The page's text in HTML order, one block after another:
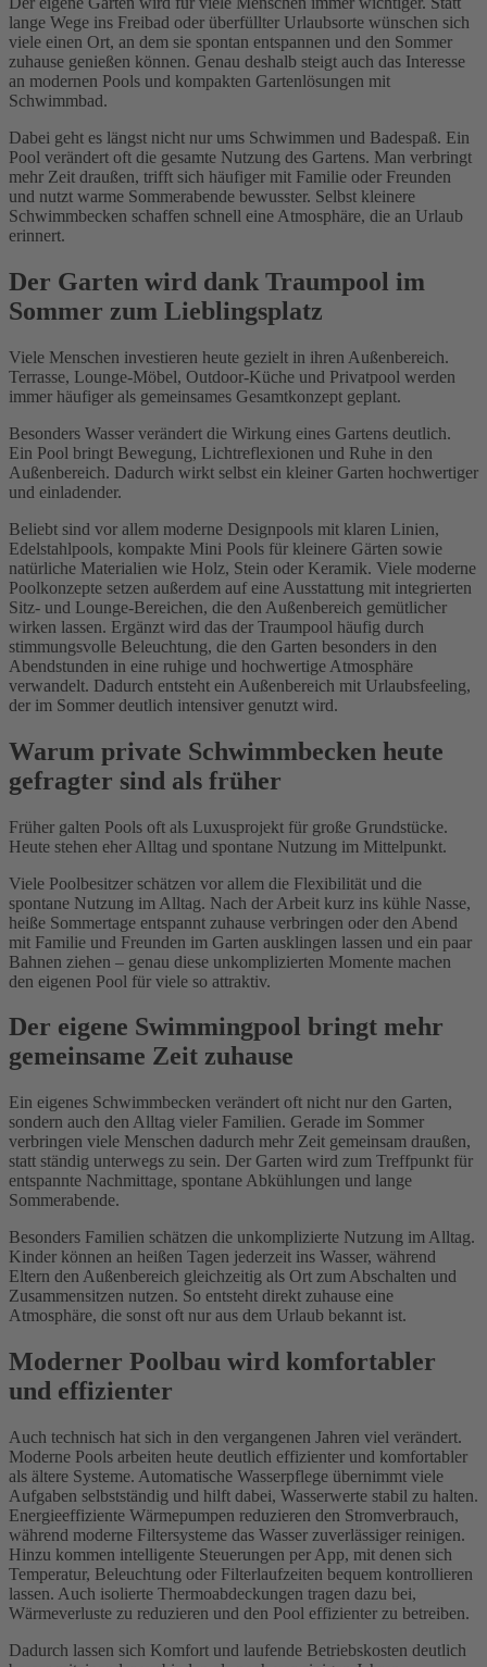
lange Wege ins Freibad oder überfüllter Urlaubsorte wünschen sich
viele einen Ort, an dem sie spontan entspannen und den Sommer
zuhause genießen können. Genau deshalb steigt auch das Interesse
an modernen Pools und kompakten Gartenlösungen mit
Schwimmbad.
Dabei geht es längst nicht nur ums Schwimmen und Badespaß. Ein
Pool verändert oft die gesamte Nutzung des Gartens. Man verbringt
mehr Zeit draußen, trifft sich häufiger mit Familie oder Freunden
und nutzt warme Sommerabende bewusster. Selbst kleinere
Schwimmbecken schaffen schnell eine Atmosphäre, die an Urlaub
erinnert.
Der Garten wird dank Traumpool im
Sommer zum Lieblingsplatz
Viele Menschen investieren heute gezielt in ihren Außenbereich.
Terrasse, Lounge-Möbel, Outdoor-Küche und Privatpool werden
immer häufiger als gemeinsames Gesamtkonzept geplant.
Besonders Wasser verändert die Wirkung eines Gartens deutlich.
Ein Pool bringt Bewegung, Lichtreflexionen und Ruhe in den
Außenbereich. Dadurch wirkt selbst ein kleiner Garten hochwertiger
und einladender.
Beliebt sind vor allem moderne Designpools mit klaren Linien,
Edelstahlpools, kompakte Mini Pools für kleinere Gärten sowie
natürliche Materialien wie Holz, Stein oder Keramik. Viele moderne
Poolkonzepte setzen außerdem auf eine Ausstattung mit integrierten
Sitz- und Lounge-Bereichen, die den Außenbereich gemütlicher
wirken lassen. Ergänzt wird das der Traumpool häufig durch
stimmungsvolle Beleuchtung, die den Garten besonders in den
Abendstunden in eine ruhige und hochwertige Atmosphäre
verwandelt. Dadurch entsteht ein Außenbereich mit Urlaubsfeeling,
der im Sommer deutlich intensiver genutzt wird.
Warum private Schwimmbecken heute
gefragter sind als früher
Früher galten Pools oft als Luxusprojekt für große Grundstücke.
Heute stehen eher Alltag und spontane Nutzung im Mittelpunkt.
Viele Poolbesitzer schätzen vor allem die Flexibilität und die
spontane Nutzung im Alltag. Nach der Arbeit kurz ins kühle Nasse,
heiße Sommertage entspannt zuhause verbringen oder den Abend
mit Familie und Freunden im Garten ausklingen lassen und ein paar
Bahnen ziehen – genau diese unkomplizierten Momente machen
den eigenen Pool für viele so attraktiv.
Der eigene Swimmingpool bringt mehr
gemeinsame Zeit zuhause
Ein eigenes Schwimmbecken verändert oft nicht nur den Garten,
sondern auch den Alltag vieler Familien. Gerade im Sommer
verbringen viele Menschen dadurch mehr Zeit gemeinsam draußen,
statt ständig unterwegs zu sein. Der Garten wird zum Treffpunkt für
entspannte Nachmittage, spontane Abkühlungen und lange
Sommerabende.
Besonders Familien schätzen die unkomplizierte Nutzung im Alltag.
Kinder können an heißen Tagen jederzeit ins Wasser, während
Eltern den Außenbereich gleichzeitig als Ort zum Abschalten und
Zusammensitzen nutzen. So entsteht direkt zuhause eine
Atmosphäre, die sonst oft nur aus dem Urlaub bekannt ist.
Moderner Poolbau wird komfortabler
und effizienter
Auch technisch hat sich in den vergangenen Jahren viel verändert.
Moderne Pools arbeiten heute deutlich effizienter und komfortabler
als ältere Systeme. Automatische Wasserpflege übernimmt viele
Aufgaben selbstständig und hilft dabei, Wasserwerte stabil zu halten.
Energieeffiziente Wärmepumpen reduzieren den Stromverbrauch,
während moderne Filtersysteme das Wasser zuverlässiger reinigen.
Hinzu kommen intelligente Steuerungen per App, mit denen sich
Temperatur, Beleuchtung oder Filterlaufzeiten bequem kontrollieren
lassen. Auch isolierte Thermoabdeckungen tragen dazu bei,
Wärmeverluste zu reduzieren und den Pool effizienter zu betreiben.
Dadurch lassen sich Komfort und laufende Betriebskosten deutlich